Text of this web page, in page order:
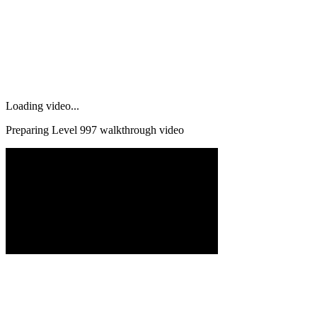
Loading video...
Preparing Level 997 walkthrough video